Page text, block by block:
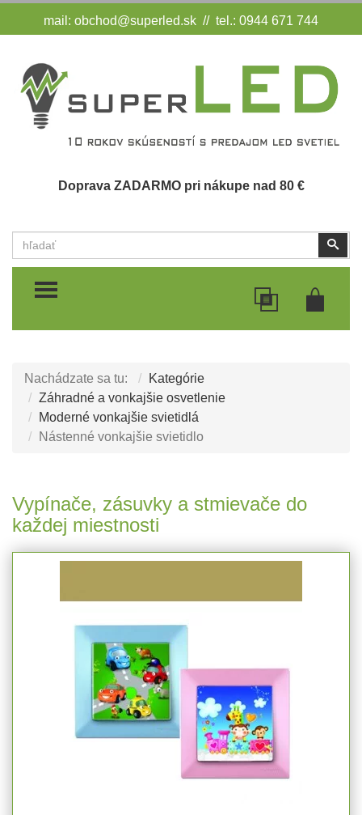
mail: obchod@superled.sk // tel.: 0944 671 744
Doprava ZADARMO pri nákupe nad 80 €
Vyhľadať
TOGGLE MENU
Nachádzate sa tu:
Kategórie
Záhradné a vonkajšie osvetlenie
Moderné vonkajšie svietidlá
Nástenné vonkajšie svietidlo
Vypínače, zásuvky a stmievače do
každej miestnosti